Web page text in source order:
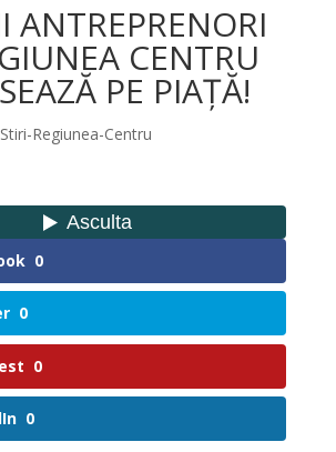
ANTREPRENORI
CENTRU
PE PIAȚĂ!
Stiri-Regiunea-Centru
0
0
0
0